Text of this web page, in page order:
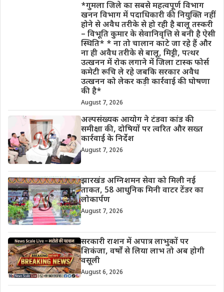
*गुमला जिले का सबसे महत्वपूर्ण विभाग
खनन विभाग में पदाधिकारी की नियुक्ति नहीं
होने से अवैध तरीके से हो रही है बालू तस्करी
– विभूति कुमार के सेवानिवृत्ति से बनी है ऐसी
स्थिति* * ना तो चालान काटे जा रहे हैं और
ना ही अवैध तरीके से बालू, मिट्टी, पत्थर
उत्खनन में रोक लगाने में जिला टास्क फोर्स
कमेटी रूचि ले रहे जबकि सरकार अवैध
उत्खनन को लेकर कड़ी कार्रवाई की घोषणा
की है*
August 7, 2026
अल्पसंख्यक आयोग ने टंडवा कांड की
समीक्षा की, दोषियों पर त्वरित और सख्त
कार्रवाई के निर्देश
August 7, 2026
झारखंड अग्निशमन सेवा को मिली नई
ताकत, 58 आधुनिक मिनी वाटर टेंडर का
लोकार्पण
August 7, 2026
सरकारी राशन में अपात्र लाभुकों पर
शिकंजा, वर्षों से लिया लाभ तो अब होगी
वसूली
August 6, 2026